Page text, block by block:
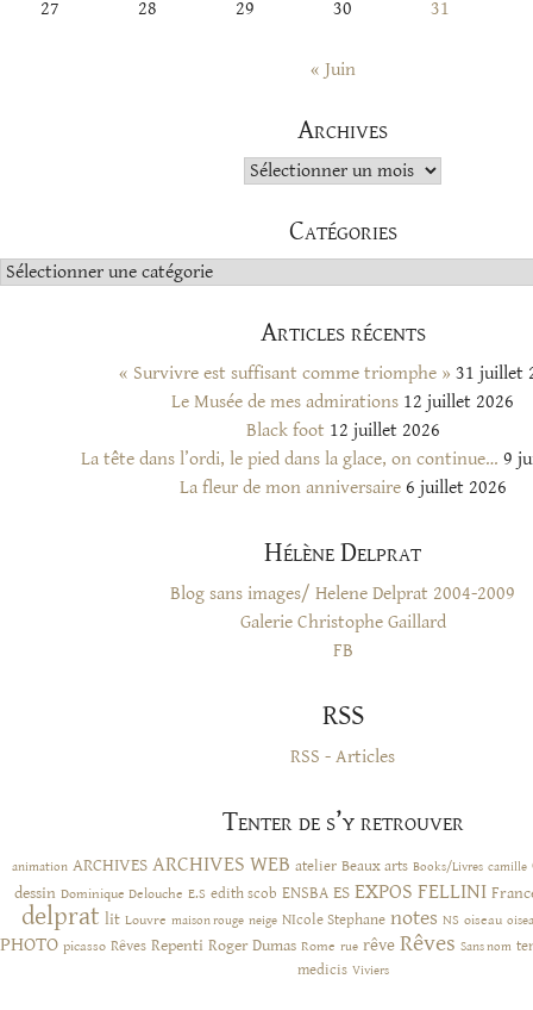
27 28 29 30 31
« Juin
Archives
Archives
Catégories
Catégories
Articles récents
« Survivre est suffisant comme triomphe » 31 juillet
Le Musée de mes admirations 12 juillet 2026
Black foot 12 juillet 2026
La tête dans l’ordi, le pied dans la glace, on continue… 9
La fleur de mon anniversaire 6 juillet 2026
Hélène Delprat
Blog sans images/ Helene Delprat 2004-2009
Galerie Christophe Gaillard
FB
RSS
RSS - Articles
Tenter de s’y retrouver
animation ARCHIVES ARCHIVES WEB atelier Beaux arts Books/Livres camille
dessin Dominique Delouche E.S edith scob ENSBA ES EXPOS FELLINI
delprat lit Louvre maison rouge neige NIcole Stephane notes NS oiseau
PHOTO picasso Rêves Repenti Roger Dumas Rome rue rêve Rêves Sans nom
medicis Viviers